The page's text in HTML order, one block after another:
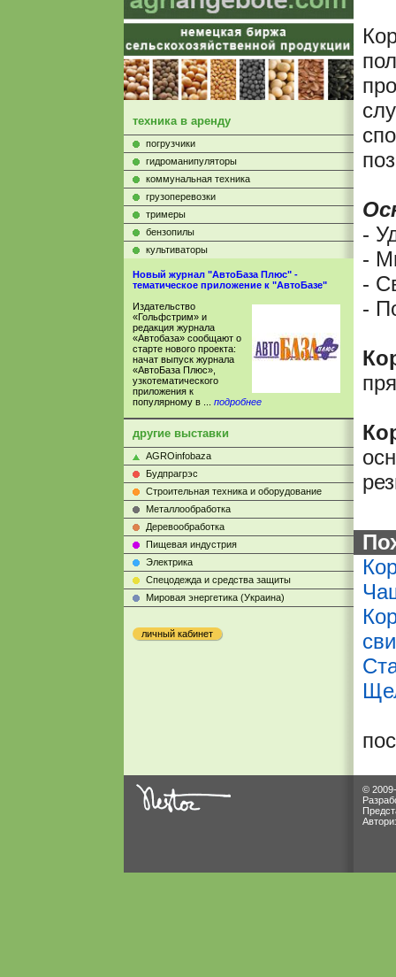
техника в аренду
погрузчики
гидроманипуляторы
коммунальная техника
грузоперевозки
тримеры
бензопилы
культиваторы
Новый журнал "АвтоБаза Плюс" -
тематическое приложение к "АвтоБазе"
Издательство
«Гольфстрим» и
редакция журнала
«Автобаза» сообщают о
старте нового проекта:
начат выпуск журнала
«АвтоБаза Плюс»,
узкотематического
приложения к
популярному в ... подробнее
другие выставки
AGROinfobaza
Будпрагрэс
Строительная техника и оборудование
Металлообработка
Деревообработка
Пищевая индустрия
Электрика
Cпецодежда и средства защиты
Мировая энергетика (Украина)
личный кабинет
-
-
-
-
©